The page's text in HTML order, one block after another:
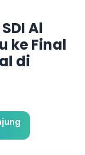
Al
ke Final
di